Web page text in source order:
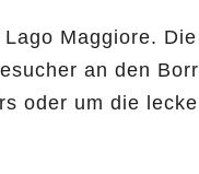
Maggiore. Die
an den
oder um die